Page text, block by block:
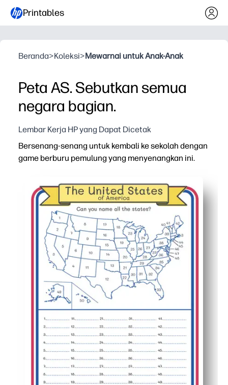
Printables
Beranda>Koleksi>Mewarnai untuk Anak-Anak
Peta AS. Sebutkan semua
negara bagian.
Lembar Kerja HP yang Dapat Dicetak
Bersenang-senang untuk kembali ke sekolah dengan
game berburu pemulung yang menyenangkan ini.